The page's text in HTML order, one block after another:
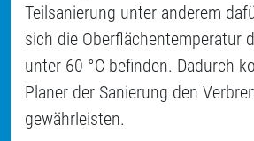
Teilsanierung unter anderem
sich die Oberflächentemperatur
unter 60 °C befinden. Dadurch
Planer der Sanierung den
gewährleisten.